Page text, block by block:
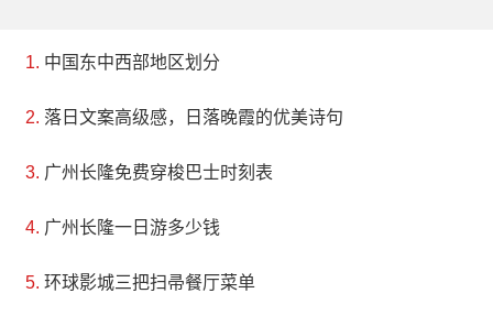
中国东中西部地区划分
落日文案高级感，日落晚霞的优美诗句
广州长隆免费穿梭巴士时刻表
广州长隆一日游多少钱
环球影城三把扫帚餐厅菜单